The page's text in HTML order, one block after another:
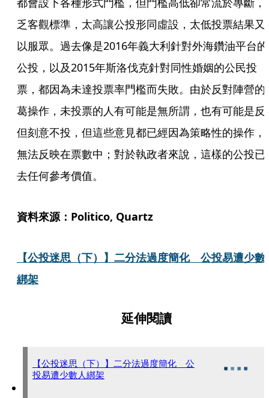
乏客觀標準，太高讓公投形同虛設，太低投票結果又
以服眾。過去像是2016年義大利針對外海鑽油平台的
公投，以及2015年斯洛伐克針對同性婚姻的公民投
票，都因為未達投票率門檻而失敗。由於反對陣營的
葛操作，未投票的人有可能是無所謂，也有可能是反
但刻意不投，但這些意見都已經因為策略性的操作，
無法反映在票數中；對於執政者來說，這樣的公投已
去任何參考價值。
資料來源：Politico, Quartz
【公投迷思（下）】二分法過度簡化　公投易遭少數
綁架
延伸閱讀
【公投迷思（下）】二分法過度簡化 公
投易遭少數人綁架